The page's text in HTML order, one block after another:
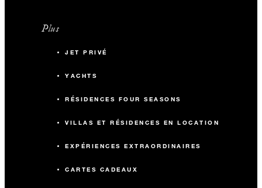
Plus
JET PRIVÉ
YACHTS
RÉSIDENCES FOUR SEASONS
VILLAS ET RÉSIDENCES EN LOCATION
EXPÉRIENCES EXTRAORDINAIRES
CARTES CADEAUX